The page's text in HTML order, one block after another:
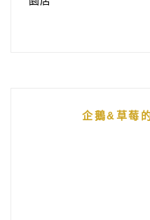
企鵝&草莓